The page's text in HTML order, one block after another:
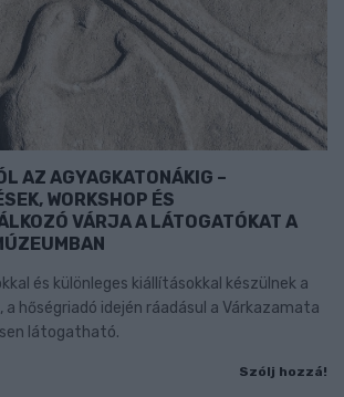
AZ AGYAGKATONÁKIG –
WORKSHOP ÉS
VÁRJA A LÁTOGATÓKAT A
és különleges kiállításokkal készülnek a
hőségriadó idején ráadásul a Várkazamata
látogatható.
Szólj hozzá!